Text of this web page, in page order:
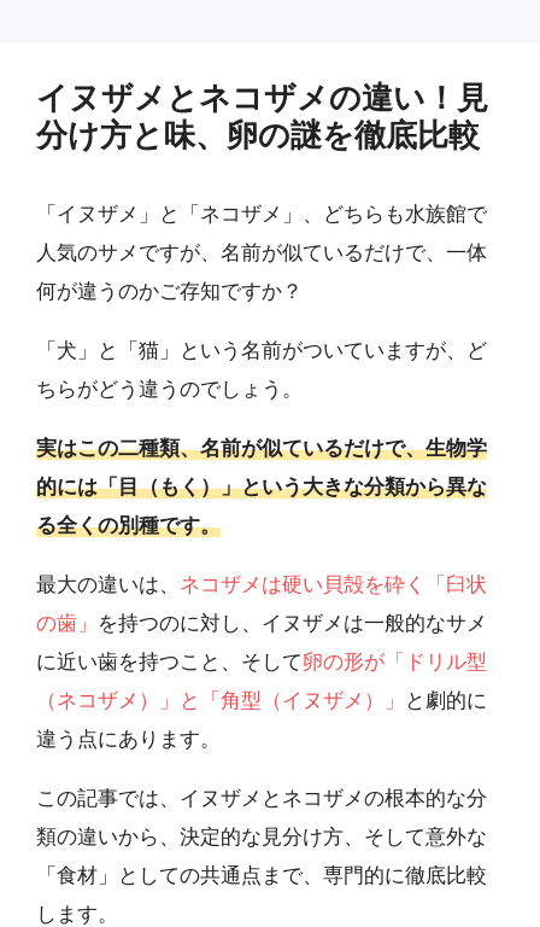
イヌザメとネコザメの違い！見
分け方と味、卵の謎を徹底比較
「イヌザメ」と「ネコザメ」、どちらも水族館で
人気のサメですが、名前が似ているだけで、一体
何が違うのかご存知ですか？
「犬」と「猫」という名前がついていますが、ど
ちらがどう違うのでしょう。
実はこの二種類、名前が似ているだけで、生物学
的には「目（もく）」という大きな分類から異な
る全くの別種です。
最大の違いは、 ネコザメは硬い貝殻を砕く「臼状
の歯」
を持つのに対し、イヌザメは一般的なサメ
に近い歯を持つこと、そして卵の形が「ドリル型
（ネコザメ）」と「角型（イヌザメ）」
と劇的に
違う点にあります。
この記事では、イヌザメとネコザメの根本的な分
類の違いから、決定的な見分け方、そして意外な
「食材」としての共通点まで、専門的に徹底比較
します。